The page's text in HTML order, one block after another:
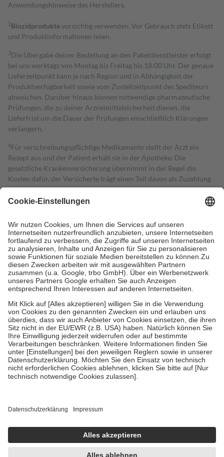
Anwendungshinweise des Herstellers.
2Biozidproduktevorsichtig verwenden. Vor Gebrauch stets Etikett
und Produktinformationen lesen.
3Die Übergabe deiner Bestellung an den Paketdienstleister erfolgt
bei uns werktags von Montag bis Freitag bis 18:00 Uhr. Der genaue
Lieferzeitpunkt kann je nach Region und in Abhängigkeit der
Produktverfügbarkeit sowie vom Zustellzeitpunkt des Spediteurs
abweichen. Darüber hinaus können notwendige pharmazeutische
Prüfungen, die zu deiner Arzneimittelsicherheit dienen, die
Lieferfrist um die Dauer der Prüfungen einschließlich Klärungen
verlängern.
4Für verschreibungspflichtige Medikamente stellt der Arzt ein
Rezept aus und der Patient erhält sie in der Apotheke. Die
gesetzliche Krankenversicherung übernimmt in der Regel die
Kosten dafür, der Versicherte trägt einen Teil davon als Zuzahlung
mit.
Grundsätzlich leisten Mitglieder Zuzahlungen in Höhe von zehn
höchstens zehn Euro.
Es sind jedoch nie mehr als die tatsächlichen
Kosten der Leistung zu entrichten.
Diese Regeln gelten grundsätzlich auch für Online-Apotheken.
Bei Heilmitteln und häuslicher Krankenpflege beträgt die
Zuzahlung zehn Prozent der Kosten sowie zehn Euro je
Verordnung.
Um das Engagement der Versicherten für ihre eigene Gesundheit zu
stärken und die besondere Stellung der Familie zu unterstützen,
fallenkeine Zuzahlungenan bei:
• Kindern und Jugendlichen bis zum vollendeten 18. Lebensjahr
mit Ausnahme der Fahrkosten
• Untersuchungen zur Vorsorge und Früherkennung, die von der
GKV getragen werden
• empfohlenen Schutzimpfungen
• Harn- und Blutteststreifen
getroffen, um sicherzustellen, dass es sich um echte Bewertungen
https://help.etrusted.com/hc/de/articles/4419944605341
Einige Bilder und Inhalte wurden unter Zuhilfenahme künstlicher